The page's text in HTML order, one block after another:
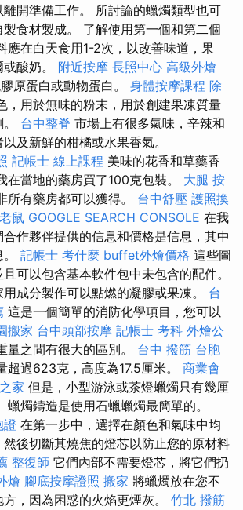
開準備工作。 所討論的蠟燭類型也可
食材製成。 了解使用第一個和第二個
應在白天食用1-2次，以改善味道，果
酸奶。 附近按摩 長照中心 高級外燴
原蛋白或動物蛋白。 身體按摩課程 除
，用於無味的粉末，用於創建果凍質量
台中整脊 市場上有很多氣味，辛辣和
及新鮮的柑橘或水果香氣。
記帳士 線上課程 美味的花香和草藥香
在當地的藥房買了100克包裝。 大腿 按
所有藥房都可以獲得。 台中舒壓 護照換
老鼠 GOOGLE SEARCH CONSOLE 在我
作夥伴提供的信息和價格是信息，其中
記帳士 考什麼 buffet外燴價格 這些圖
可以包含基本軟件包中未包含的配件。
成分製作可以點燃的凝膠或果凍。 台
這是一個簡單的消防化學項目，您可以
搬家 台中頭部按摩 記帳士 考科 外燴公
量之間有很大的區別。 台中 撥筋 台胞
超過623克，高度為17.5厘米。 商業會
家 但是，小型游泳或茶燈蠟燭只有幾厘
燭鑄造是使用石蠟蠟燭最簡單的。
證 在第一步中，選擇在顏色和氣味中均
後切斷其燒焦的燈芯以防止您的原材料
整復師 它們內部不需要燈芯，將它們扔
燴 腳底按摩證照 搬家 將蠟燭放在您不
，因為困惑的火焰更煙灰。 竹北 撥筋